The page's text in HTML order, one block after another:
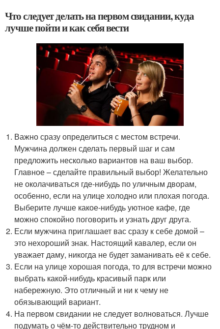
Что следует делать на первом свидании, куда
лучше пойти и как себя вести
Важно сразу определиться с местом встречи.
Мужчина должен сделать первый шаг и сам
предложить несколько вариантов на ваш выбор.
Главное – сделайте правильный выбор! Желательно
не околачиваться где-нибудь по уличным дворам,
особенно, если на улице холодно или плохая погода.
Выберите лучше какое-нибудь уютное кафе, где
можно спокойно поговорить и узнать друг друга.
Если мужчина приглашает вас сразу к себе домой –
это нехороший знак. Настоящий кавалер, если он
уважает даму, никогда не будет заманивать её к себе.
Если на улице хорошая погода, то для встречи можно
выбрать какой-нибудь красивый парк или
набережную. Это отличный и ни к чему не
обязывающий вариант.
На первом свидании не следует волноваться. Лучше
подумать о чём-то действительно трудном и